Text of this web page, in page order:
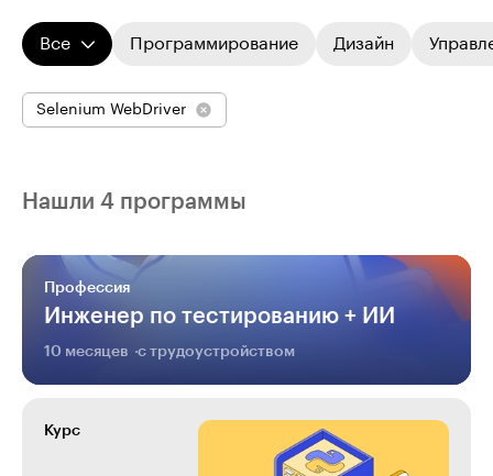
Все Программирование Дизайн
Selenium WebDriver
Нашли 4 программы
Профессия
Инженер по тестированию + ИИ
10 месяцев с трудоустройством
Курс